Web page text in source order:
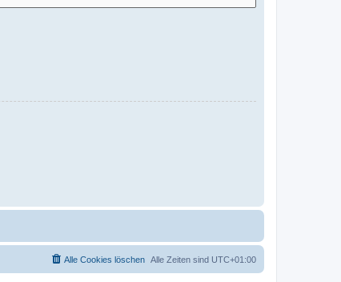
Alle Zeiten sind UTC+01:00
Alle Cookies löschen